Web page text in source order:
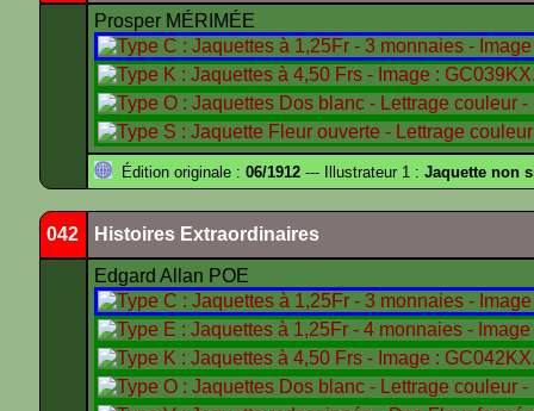
Prosper MÉRIMÉE
Édition originale : 06/1912 --- Illustrateur 1 : Jaquette non
042 Histoires Extraordinaires
Edgard Allan POE